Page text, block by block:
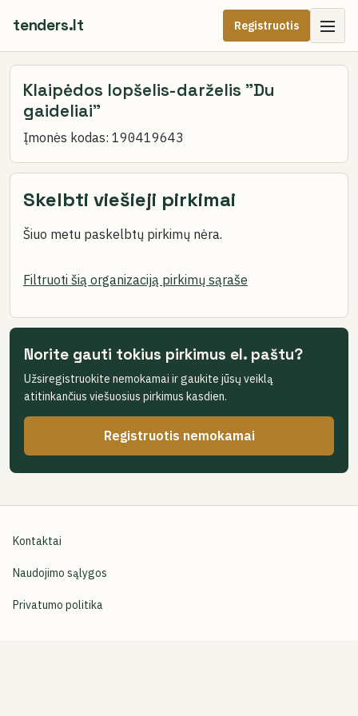
tenders.lt Registruotis
Klaipėdos lopšelis-darželis "Du
gaideliai"
Įmonės kodas: 190419643
Skelbti viešieji pirkimai
Šiuo metu paskelbtų pirkimų nėra.
Filtruoti šią organizaciją pirkimų sąraše
Norite gauti tokius pirkimus el. paštu?
Užsiregistruokite nemokamai ir gaukite jūsų veiklą
atitinkančius viešuosius pirkimus kasdien.
Registruotis nemokamai
Kontaktai
Naudojimo sąlygos
Privatumo politika